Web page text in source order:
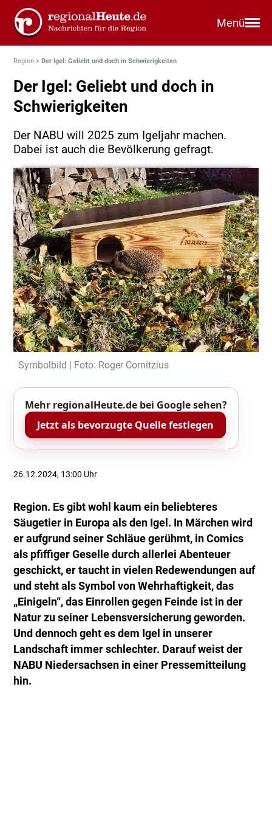
Menü
Region >Der Igel: Geliebt und doch in Schwierigkeiten
Der Igel: Geliebt und doch in
Schwierigkeiten
Der NABU will 2025 zum Igeljahr machen.
Dabei ist auch die Bevölkerung gefragt.
Symbolbild | Foto: Roger Cornitzius
Mehr regionalHeute.de bei Google sehen?
Jetzt als bevorzugte Quelle festlegen
26.12.2024, 13:00 Uhr
Region. Es gibt wohl kaum ein beliebteres
Säugetier in Europa als den Igel. In Märchen wird
er aufgrund seiner Schläue gerühmt, in Comics
als pfiffiger Geselle durch allerlei Abenteuer
geschickt, er taucht in vielen Redewendungen auf
und steht als Symbol von Wehrhaftigkeit, das
„Einigeln“, das Einrollen gegen Feinde ist in der
Natur zu seiner Lebensversicherung geworden.
Und dennoch geht es dem Igel in unserer
Landschaft immer schlechter. Darauf weist der
NABU Niedersachsen in einer Pressemitteilung
hin.